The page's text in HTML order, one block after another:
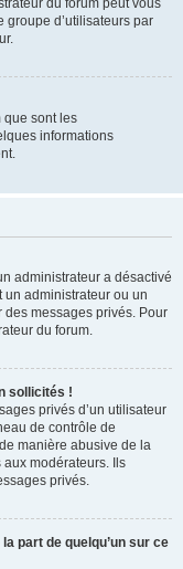
du forum peut vous
d’utilisateurs par
que sont les
informations
administrateur a désactivé
administrateur ou un
des messages privés. Pour
du forum.
sollicités !
privés d’un utilisateur
de contrôle de
manière abusive de la
aux modérateurs. Ils
privés.
part de quelqu’un sur ce